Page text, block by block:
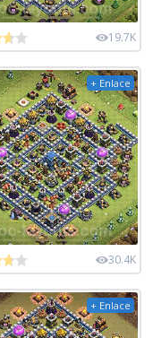
19.7K
+ Enlace
30.4K
+ Enlace